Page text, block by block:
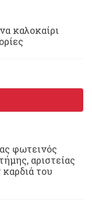
καλοκαίρι
φωτεινός
αριστείας
του